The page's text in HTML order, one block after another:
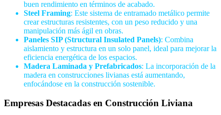
buen rendimiento en términos de acabado.
Steel Framing: Este sistema de entramado metálico permite
crear estructuras resistentes, con un peso reducido y una
manipulación más ágil en obras.
Paneles SIP (Structural Insulated Panels): Combina
aislamiento y estructura en un solo panel, ideal para mejorar la
eficiencia energética de los espacios.
Madera Laminada y Prefabricados: La incorporación de la
madera en construcciones livianas está aumentando,
enfocándose en la construcción sostenible.
Empresas Destacadas en Construcción Liviana